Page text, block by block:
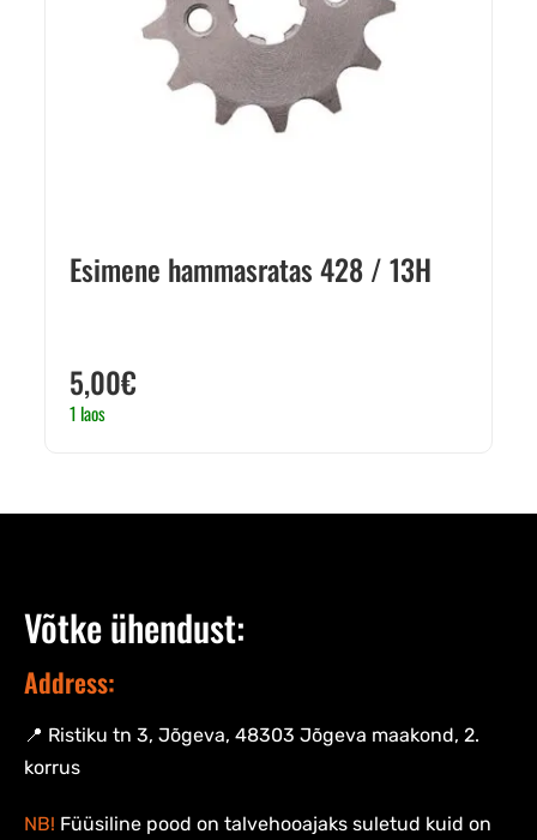
Esimene hammasratas 428 / 13H
5,00€
1 laos
Võtke ühendust:
Address:
📍 Ristiku tn 3, Jõgeva, 48303 Jõgeva maakond, 2.
korrus
NB! Füüsiline pood on talvehooajaks suletud kuid on